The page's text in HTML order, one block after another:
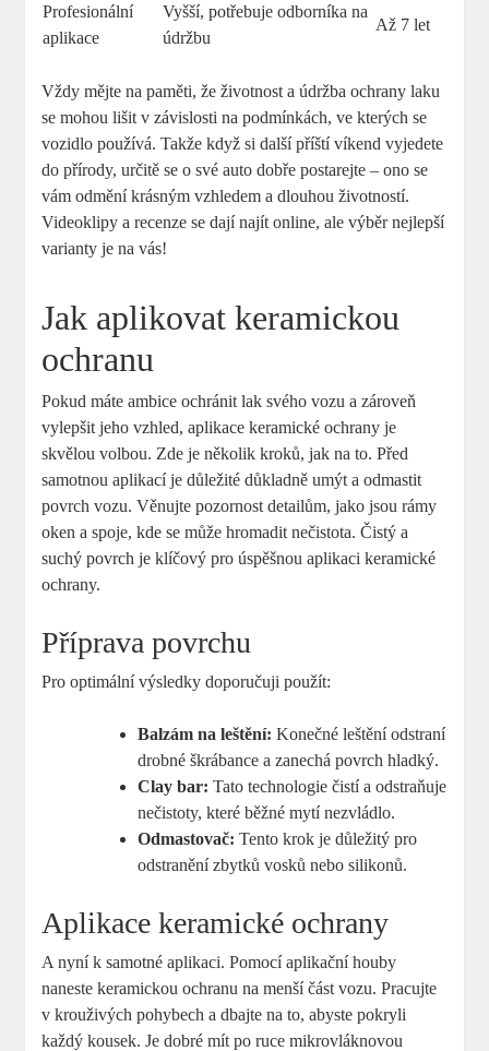
Profesionální
aplikace
Vyšší, potřebuje odborníka na
údržbu
Až 7 let
Vždy mějte na paměti, že životnost a údržba ochrany laku
se mohou lišit v závislosti na podmínkách, ve kterých se
vozidlo používá. Takže když si další příští víkend vyjedete
do přírody, určitě se o své auto dobře postarejte – ono se
vám odmění krásným vzhledem a dlouhou životností.
Videoklipy a recenze se dají najít online, ale výběr nejlepší
varianty je na vás!
Jak aplikovat keramickou
ochranu
Pokud máte ambice ochránit lak svého vozu a zároveň
vylepšit jeho vzhled, aplikace keramické ochrany je
skvělou volbou. Zde je několik kroků, jak na to. Před
samotnou aplikací je důležité důkladně umýt a odmastit
povrch vozu. Věnujte pozornost detailům, jako jsou rámy
oken a spoje, kde se může hromadit nečistota. Čistý a
suchý povrch je klíčový pro úspěšnou aplikaci keramické
ochrany.
Příprava povrchu
Pro optimální výsledky doporučuji použít:
Balzám na leštění: Konečné leštění odstraní
drobné škrábance a zanechá povrch hladký.
Clay bar: Tato technologie čistí a odstraňuje
nečistoty, které běžné mytí nezvládlo.
Odmastovač: Tento krok je důležitý pro
odstranění zbytků vosků nebo silikonů.
Aplikace keramické ochrany
A nyní k samotné aplikaci. Pomocí aplikační houby
naneste keramickou ochranu na menší část vozu. Pracujte
v krouživých pohybech a dbajte na to, abyste pokryli
každý kousek. Je dobré mít po ruce mikrovláknovou